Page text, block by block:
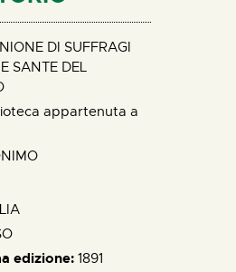
DI SUFFRAGI
SANTE DEL
appartenuta a
edizione: 1891